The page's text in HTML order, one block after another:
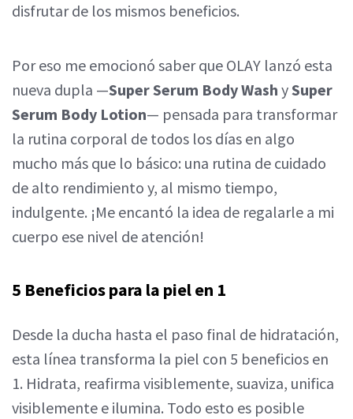
disfrutar de los mismos beneficios.
Por eso me emocionó saber que OLAY lanzó esta
nueva dupla —Super Serum Body Wash ySuper
Serum Body Lotion— pensada para transformar
la rutina corporal de todos los días en algo
mucho más que lo básico: una rutina de cuidado
de alto rendimiento y, al mismo tiempo,
indulgente. ¡Me encantó la idea de regalarle a mi
cuerpo ese nivel de atención!
5 Beneficios para la piel en 1
Desde la ducha hasta el paso final de hidratación,
esta línea transforma la piel con 5 beneficios en
1. Hidrata, reafirma visiblemente, suaviza, unifica
visiblemente e ilumina. Todo esto es posible